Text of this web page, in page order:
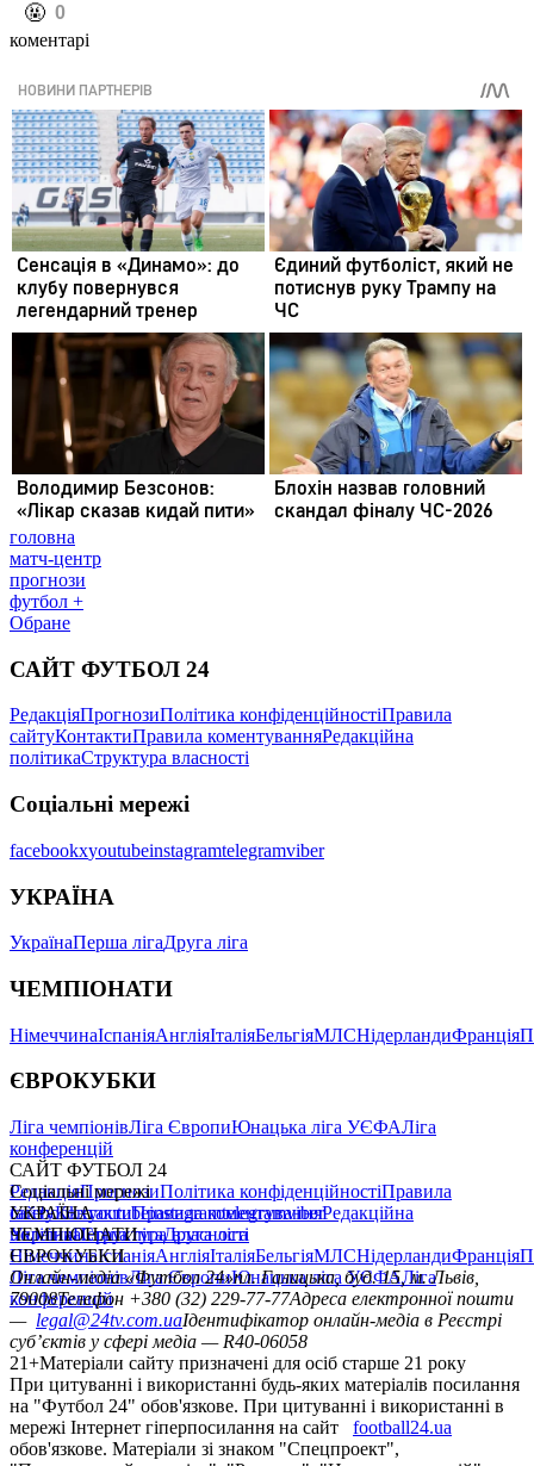
️🤬 0
коментарі
головна
матч-центр
прогнози
футбол +
Обране
САЙТ ФУТБОЛ 24
РедакціяПрогнозиПолітика конфіденційностіПравила
сайтуКонтактиПравила коментуванняРедакційна
політикаСтруктура власності
Соціальні мережі
facebookxyoutubeinstagramtelegramviber
УКРАЇНА
УкраїнаПерша лігаДруга ліга
ЧЕМПІОНАТИ
НімеччинаІспаніяАнгліяІталіяБельгіяМЛСНідерландиФранція
ЄВРОКУБКИ
Ліга чемпіонівЛіга ЄвропиЮнацька ліга УЄФАЛіга
конференцій
САЙТ ФУТБОЛ 24
РедакціяПрогнозиПолітика конфіденційностіПравила
сайтуКонтактиПравила коментуванняРедакційна
політикаСтруктура власності
Соціальні мережі
facebookxyoutubeinstagramtelegramviber
УКРАЇНА
УкраїнаПерша лігаДруга ліга
ЧЕМПІОНАТИ
НімеччинаІспаніяАнгліяІталіяБельгіяМЛСНідерландиФранція
ЄВРОКУБКИ
Ліга чемпіонівЛіга ЄвропиЮнацька ліга УЄФАЛіга
конференцій
Онлайн-медіа «Футбол 24»пл. Галицька, буд. 15, м. Львів,
79008Телефон +380 (32) 229-77-77Адреса електронної пошти
— legal@24tv.com.uaІдентифікатор онлайн-медіа в Реєстрі
суб’єктів у сфері медіа — R40-06058
21+Матеріали сайту призначені для осіб старше 21 року
При цитуванні і використанні будь-яких матеріалів посилання
на "Футбол 24" обов'язкове. При цитуванні і використанні в
мережі Інтернет гіперпосилання на сайт
football24.ua
обов'язкове. Матеріали зі знаком "Спецпроект",